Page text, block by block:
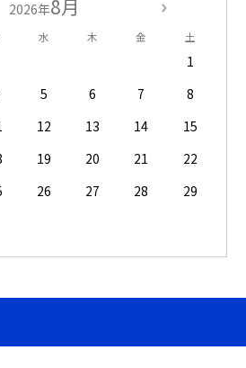
2026年8月
水 木 金 土
1
5 6 7
8
12 13 14
15
19 20 21
22
26 27 28
29